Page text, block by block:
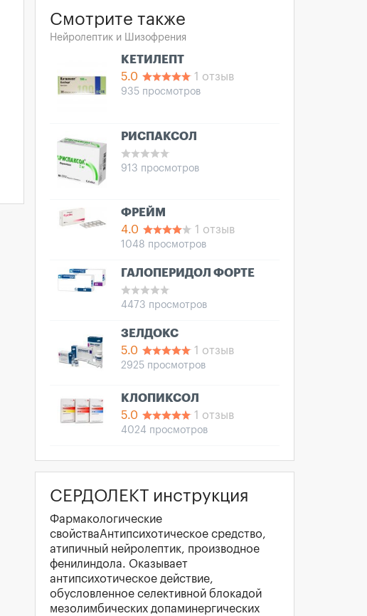
Смотрите также
Нейролептик и Шизофрения
КЕТИЛЕПТ
5.0
1 отзыв
935 просмотров
РИСПАКСОЛ
913 просмотров
ФРЕЙМ
4.0
1 отзыв
1048 просмотров
ГАЛОПЕРИДОЛ ФОРТЕ
4473 просмотров
ЗЕЛДОКС
5.0
1 отзыв
2925 просмотров
КЛОПИКСОЛ
5.0
1 отзыв
4024 просмотров
СЕРДОЛЕКТ инструкция
Фармакологические
свойстваАнтипсихотическое средство,
атипичный нейролептик, производное
фенилиндола. Оказывает
антипсихотическое действие,
обусловленное селективной блокадой
мезолимбических допаминергических